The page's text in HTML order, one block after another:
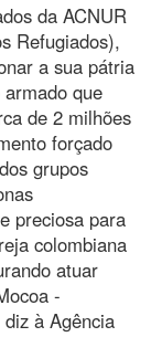
da ACNUR
Refugiados),
a sua pátria
que
de 2 milhões
forçado
grupos
preciosa para
colombiana
atuar
-
à Agência